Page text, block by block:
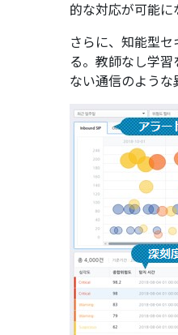
的な対応が可能に
さらに、知能型
る。教師なし学
ない通信のような